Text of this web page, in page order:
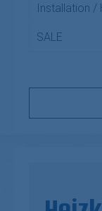
Installation /
SALE